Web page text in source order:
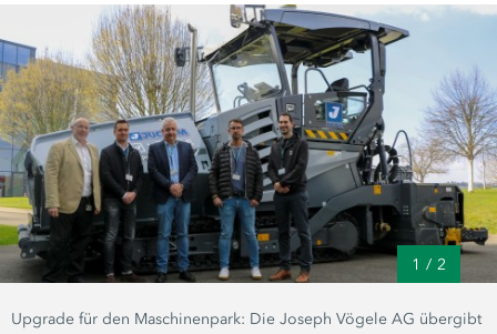
1 / 2
Upgrade für den Maschinenpark: Die Joseph Vögele AG übergibt